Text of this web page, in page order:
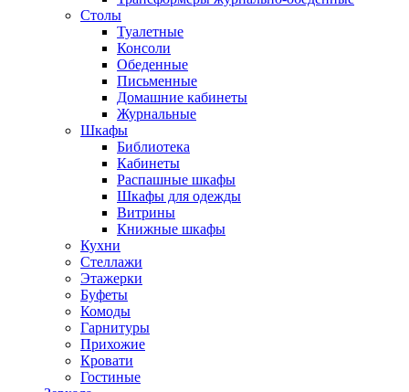
Столы
Туалетные
Консоли
Обеденные
Письменные
Домашние кабинеты
Журнальные
Шкафы
Библиотека
Кабинеты
Распашные шкафы
Шкафы для одежды
Витрины
Книжные шкафы
Кухни
Стеллажи
Этажерки
Буфеты
Комоды
Гарнитуры
Прихожие
Кровати
Гостиные